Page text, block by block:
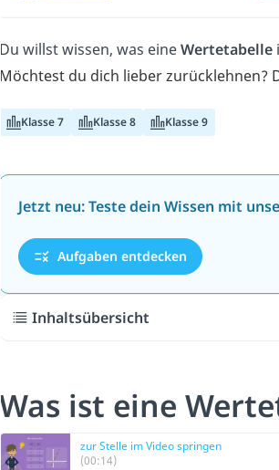
Du willst wissen, was eineWertetabelle
Möchtest du dich lieber zurücklehnen?
Klasse 7 Klasse 8 Klasse 9
Jetzt neu: Teste dein Wissen mit
Aufgaben entdecken
Inhaltsübersicht
Was ist eine
zur Stelle im Video springen
(00:14)